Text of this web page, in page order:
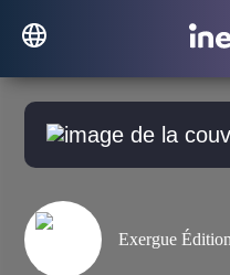
Exergue